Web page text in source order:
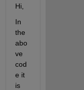
Hi,
In
the
abo
ve
cod
e it
is